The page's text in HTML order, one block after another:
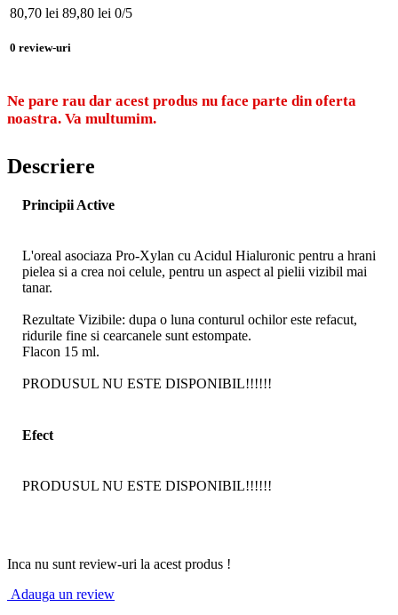
80,70 lei 89,80 lei 0/5
0 review-uri
Ne pare rau dar acest produs nu face parte din oferta
noastra. Va multumim.
Descriere
Principii Active
L'oreal asociaza Pro-Xylan cu Acidul Hialuronic pentru a hrani
pielea si a crea noi celule, pentru un aspect al pielii vizibil mai
tanar.
Rezultate Vizibile: dupa o luna conturul ochilor este refacut,
ridurile fine si cearcanele sunt estompate.
Flacon 15 ml.
PRODUSUL NU ESTE DISPONIBIL!!!!!!
Efect
PRODUSUL NU ESTE DISPONIBIL!!!!!!
Inca nu sunt review-uri la acest produs !
Adauga un review